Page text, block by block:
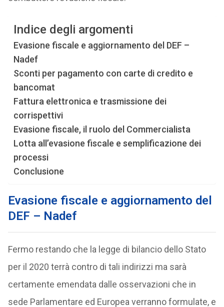
Indice degli argomenti
Evasione fiscale e aggiornamento del DEF –
Nadef
Sconti per pagamento con carte di credito e
bancomat
Fattura elettronica e trasmissione dei
corrispettivi
Evasione fiscale, il ruolo del Commercialista
Lotta all’evasione fiscale e semplificazione dei
processi
Conclusione
Evasione fiscale e aggiornamento del
DEF – Nadef
Fermo restando che la legge di bilancio dello Stato
per il 2020 terrà contro di tali indirizzi ma sarà
certamente emendata dalle osservazioni che in
sede Parlamentare ed Europea verranno formulate, e